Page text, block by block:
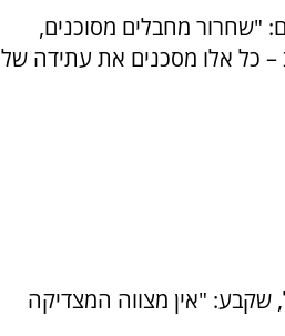
"שחרור מחבלים מסוכנים,
– כל אלו מסכנים את עתידה של
שקבע: "אין מצווה המצדיקה